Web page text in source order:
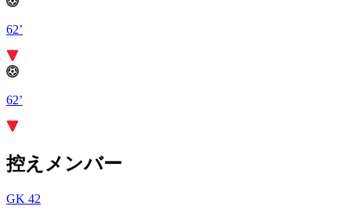
62’
62’
控えメンバー
GK 42